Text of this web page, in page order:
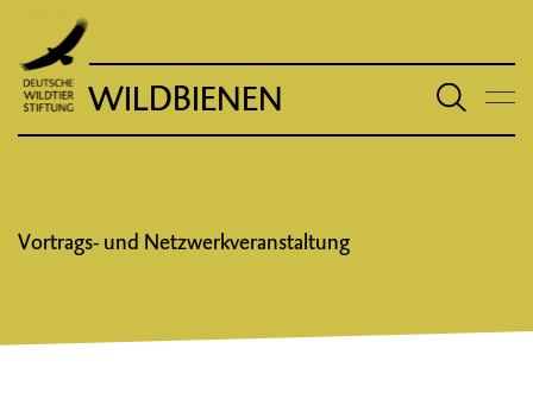
WILDBIENEN
Vortrags- und Netzwerkveranstaltung